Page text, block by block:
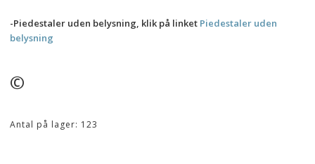
-Piedestaler uden belysning, klik på linket Piedestaler uden
belysning
©
Antal på lager: 123